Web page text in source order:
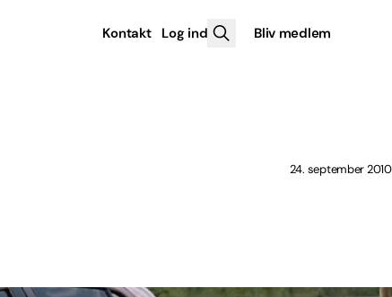
Kontakt Log ind Bliv medlem
24. september 2010